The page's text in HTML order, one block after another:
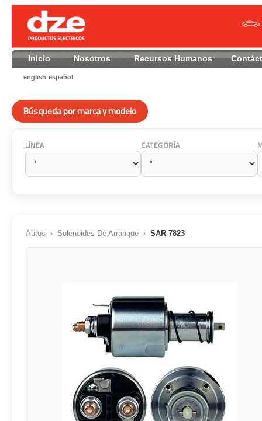
Inicio Nosotros Recursos Humanos
english español
Búsqueda por marca y modelo
LÍNEA CATEGORÍA
Autos › Solenoides De Arranque› SAR 7823